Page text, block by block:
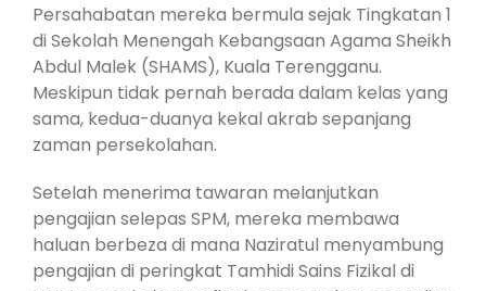
Persahabatan mereka bermula sejak Tingkatan 1
di Sekolah Menengah Kebangsaan Agama Sheikh
Abdul Malek (SHAMS), Kuala Terengganu.
Meskipun tidak pernah berada dalam kelas yang
sama, kedua-duanya kekal akrab sepanjang
zaman persekolahan.
Setelah menerima tawaran melanjutkan
pengajian selepas SPM, mereka membawa
haluan berbeza di mana Naziratul menyambung
pengajian di peringkat Tamhidi Sains Fizikal di